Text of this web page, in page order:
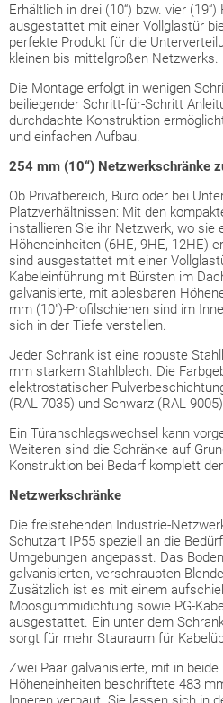
Erhältlich in drei (10“) bzw. vier
ausgestattet mit einer Vollglastür
perfekte Produkt für die
kleinen bis mittelgroßen Netzwerks.
Die Montage erfolgt in wenigen
beiliegender Schritt-für-Schritt
durchdachte Konstruktion
und einfachen Aufbau.
254 mm (10“) Netzwerkschränke
Ob Privatbereich, Büro oder bei
Platzverhältnissen: Mit den
installieren Sie ihr Netzwerk, wo sie
Höheneinheiten (6HE, 9HE, 12HE)
sind ausgestattet mit einer
Kabeleinführung mit Bürsten im
galvanisierte, mit ablesbaren
mm (10")-Profilschienen sind im
sich in der Tiefe verstellen.
Jeder Schrank ist eine robuste
mm starkem Stahlblech. Die
elektrostatischer
(RAL 7035) und Schwarz (RAL
Ein Türanschlagswechsel kann
Weiteren sind die Schränke auf
Konstruktion bei Bedarf komplett
Netzwerkschränke
Die freistehenden Industrie-
Schutzart IP55 speziell an die
Umgebungen angepasst. Das
galvanisierten, verschraubten
Zusätzlich ist es mit einem
Moosgummidichtung sowie PG-
ausgestattet. Ein unter dem
sorgt für mehr Stauraum für
Zwei Paar galvanisierte, mit in
Höheneinheiten beschriftete 483